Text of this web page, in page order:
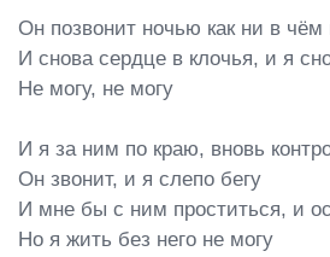
Он позвонит ночью как ни в
И снова сердце в клочья, и я
Не могу, не могу
И я за ним по краю, вновь
Он звонит, и я слепо бегу
И мне бы с ним проститься, и
Но я жить без него не могу